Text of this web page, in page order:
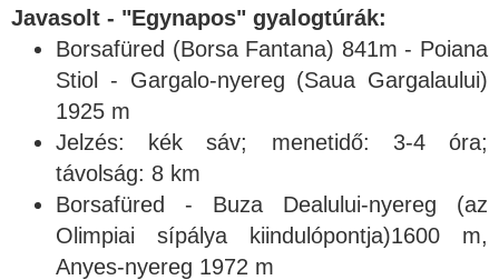
Javasolt - "Egynapos" gyalogtúrák:
Borsafüred (Borsa Fantana) 841m - Poiana
Stiol - Gargalo-nyereg (Saua Gargalaului)
1925 m
Jelzés: kék sáv; menetidő: 3-4 óra;
távolság: 8 km
Borsafüred - Buza Dealului-nyereg (az
Olimpiai sípálya kiindulópontja)1600 m,
Anyes-nyereg 1972 m